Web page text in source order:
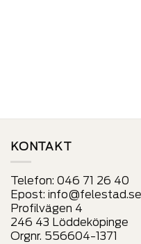
KONTAKT
Telefon: 046 71 26 40
Epost: info@felestad.se
Profilvägen 4
246 43 Löddeköpinge
Orgnr. 556604-1371